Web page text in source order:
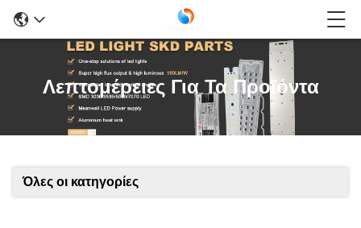
Λεπτομέρειες Για Τα Προϊόντα
Όλες οι κατηγορίες